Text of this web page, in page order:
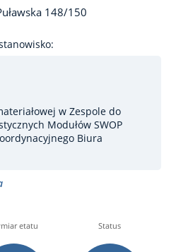
148/150
w Zespole do
Modułów SWOP
Biura
etatu Status